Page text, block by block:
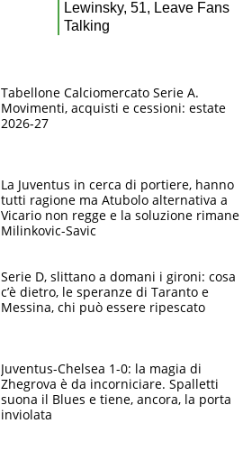
Tabellone Calciomercato Serie A.
Movimenti, acquisti e cessioni: estate
2026-27
La Juventus in cerca di portiere, hanno
tutti ragione ma Atubolo alternativa a
Vicario non regge e la soluzione rimane
Milinkovic-Savic
Serie D, slittano a domani i gironi: cosa
c’è dietro, le speranze di Taranto e
Messina, chi può essere ripescato
Juventus-Chelsea 1-0: la magia di
Zhegrova è da incorniciare. Spalletti
suona il Blues e tiene, ancora, la porta
inviolata